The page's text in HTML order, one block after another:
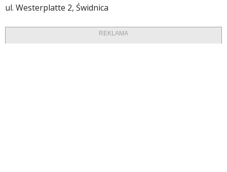
ul. Westerplatte 2, Świdnica
REKLAMA